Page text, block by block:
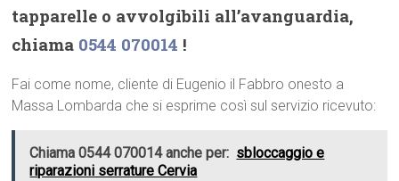
tapparelle o avvolgibili all’avanguardia,
chiama 0544 070014 !
Fai come nome, cliente di Eugenio il Fabbro onesto a
Massa Lombarda che si esprime così sul servizio ricevuto:
Chiama 0544 070014 anche per: sbloccaggio e
riparazioni serrature Cervia